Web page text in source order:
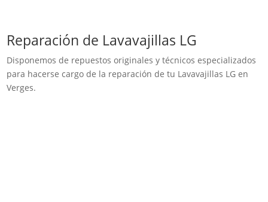
Reparación de Lavavajillas LG
Disponemos de repuestos originales y técnicos especializados
para hacerse cargo de la reparación de tu Lavavajillas LG en
Verges.